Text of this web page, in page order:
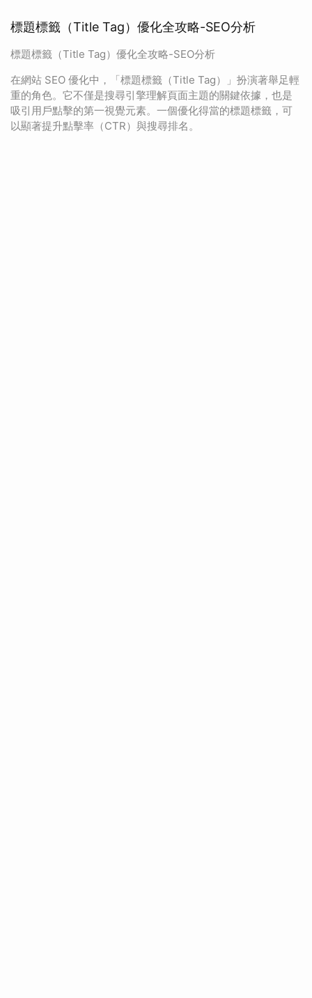
標題標籤（Title Tag）優化全攻略-SEO分析
標題標籤（Title Tag）優化全攻略-SEO分析
在網站 SEO 優化中，「標題標籤（Title Tag）」扮演著舉足輕
重的角色。它不僅是搜尋引擎理解頁面主題的關鍵依據，也是
吸引用戶點擊的第一視覺元素。一個優化得當的標題標籤，可
以顯著提升點擊率（CTR）與搜尋排名。